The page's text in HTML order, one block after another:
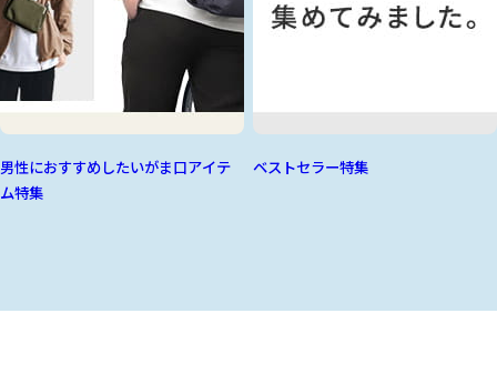
男性におすすめしたいがま口アイテ
ム特集
ベストセラー特集